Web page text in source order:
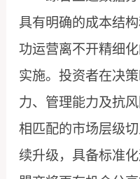
具有明确的成本结
功运营离不开精细
实施。投资者在决
力、管理能力及抗
相匹配的市场层级
续升级，具备标准